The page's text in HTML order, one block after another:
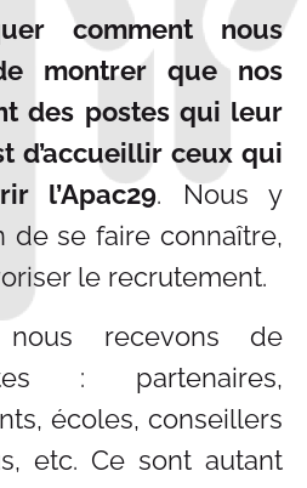
comment nous
montrer que nos
des postes qui leur
d’accueillir ceux qui
l’Apac29. Nous y
de se faire connaître,
le recrutement.
nous recevons de
: partenaires,
écoles, conseillers
etc. Ce sont autant